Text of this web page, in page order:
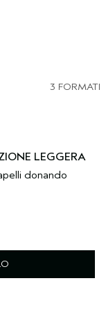
3 FORMATI
LEGGERA
donando